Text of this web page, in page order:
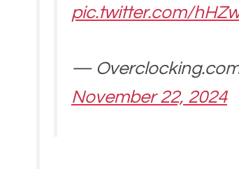
pic.twitter.com/
—
November 22, 2024